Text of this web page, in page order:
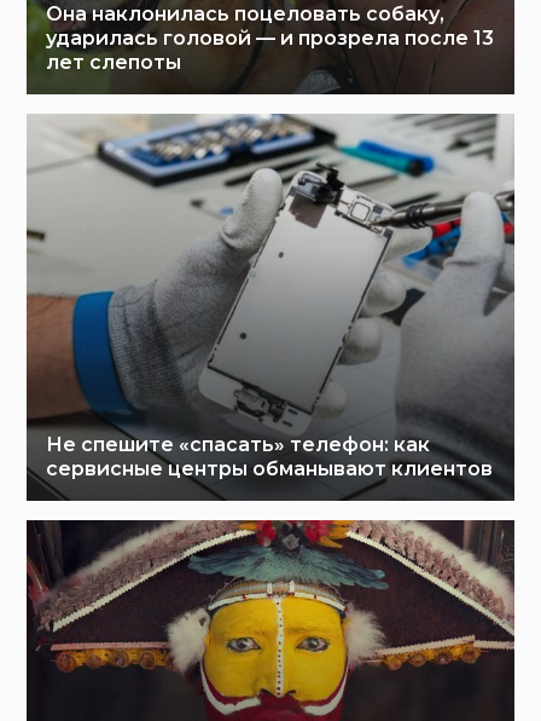
Она наклонилась поцеловать собаку,
ударилась головой — и прозрела после 13
лет слепоты
Не спешите «спасать» телефон: как
сервисные центры обманывают клиентов